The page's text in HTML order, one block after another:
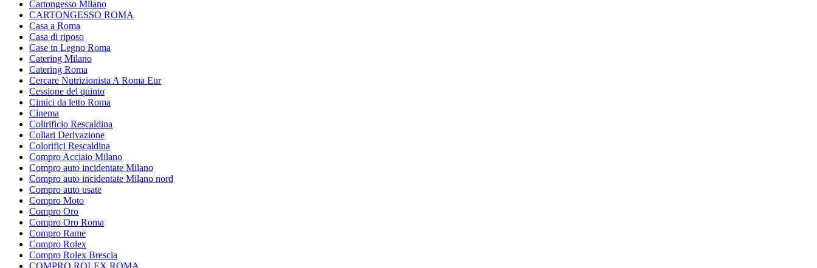
Cartongesso Milano
CARTONGESSO ROMA
Casa a Roma
Casa di riposo
Case in Legno Roma
Catering Milano
Catering Roma
Cercare Nutrizionista A Roma Eur
Cessione del quinto
Cimici da letto Roma
Cinema
Colirificio Rescaldina
Collari Derivazione
Colorifici Rescaldina
Compro Acciaio Milano
Compro auto incidentate Milano
Compro auto incidentate Milano nord
Compro auto usate
Compro Moto
Compro Oro
Compro Oro Roma
Compro Rame
Compro Rolex
Compro Rolex Brescia
COMPRO ROLEX ROMA